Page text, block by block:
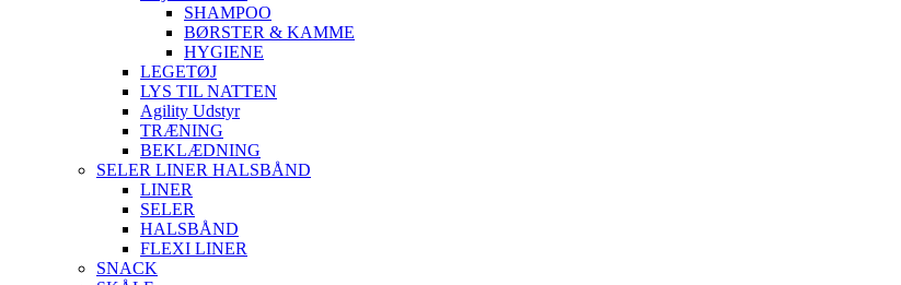
SHAMPOO
BØRSTER & KAMME
HYGIENE
LEGETØJ
LYS TIL NATTEN
Agility Udstyr
TRÆNING
BEKLÆDNING
SELER LINER HALSBÅND
LINER
SELER
HALSBÅND
FLEXI LINER
SNACK